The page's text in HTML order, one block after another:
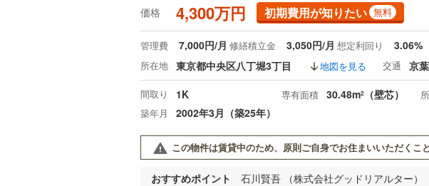
価格 4,300万円 初期費用が知りたい 無料
管理費 7,000円/月 修繕積立金 3,050円/月 想定利回り 3.06%
所在地 東京都中央区八丁堀3丁目 地図を見る 交通 京
間取り 1K 専有面積 30.48m2 （壁芯）
築年月 2002年3月（築25年）
この物件は賃貸中のため、原則ご自身でお住まいいただくこ
おすすめポイント
石川賢吾 （株式会社グッドリアルター）